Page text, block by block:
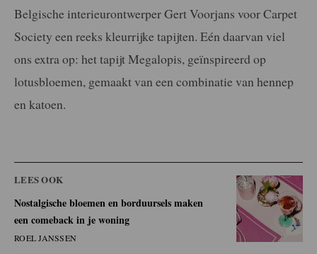
Belgische interieurontwerper Gert Voorjans voor Carpet
Society een reeks kleurrijke tapijten. Eén daarvan viel
ons extra op: het tapijt Megalopis, geïnspireerd op
lotusbloemen, gemaakt van een combinatie van hennep
en katoen.
LEES OOK
Nostalgische bloemen en borduursels maken
een comeback in je woning
ROEL JANSSEN